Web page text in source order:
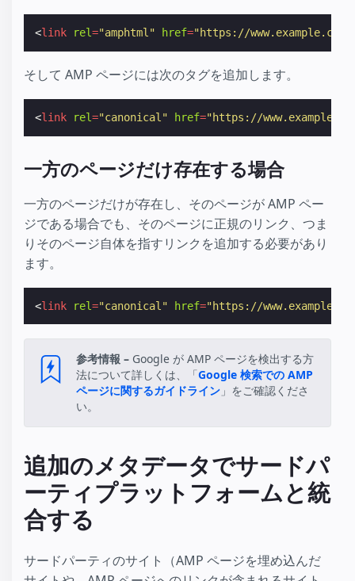
<link rel="amphtml" href="https://
そして AMP ページには次のタグを追加します。
<link rel="canonical" href="https://
一方のページだけ存在する場合
一方のページだけが存在し、そのページが AMP ペー
ジである場合でも、そのページに正規のリンク、つま
りそのページ自体を指すリンクを追加する必要があり
ます。
<link rel="canonical" href="https://
参考情報 – Google が AMP ページを検出する方
法について詳しくは、「Google 検索での AMP
ページに関するガイドライン 」をご確認くださ
い。
追加のメタデータでサードパ
ーティプラットフォームと統
合する
サードパーティのサイト（AMP ページを埋め込んだ